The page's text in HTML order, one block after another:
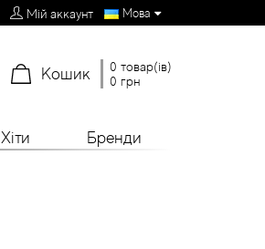
Мій аккаунт Мова
Кошик
0 товар(ів)
0 грн
Хіти Бренди